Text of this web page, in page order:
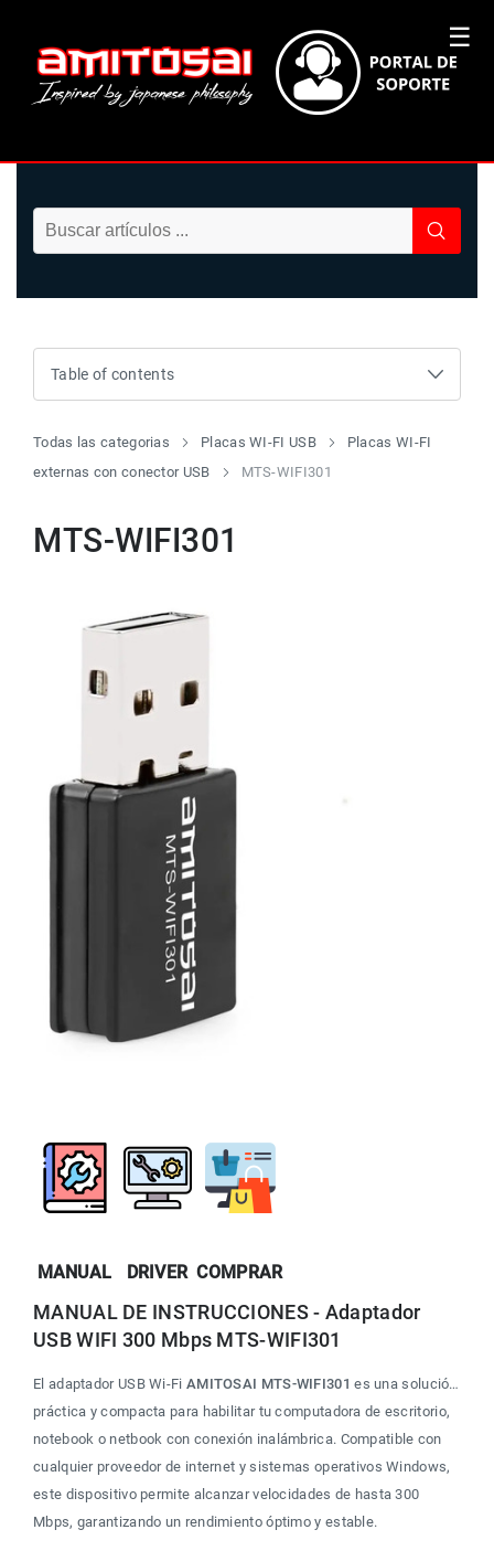
☰
Todas las categorias Placas WI-FI USB
Placas WI-FI
externas con conector USB
MTS-WIFI301
MTS-WIFI301
MANUAL DRIVER COMPRAR
MANUAL DE INSTRUCCIONES - Adaptador
USB WIFI 300 Mbps MTS-WIFI301
El adaptador USB Wi-Fi AMITOSAI MTS-WIFI301 es una solución
práctica y compacta para habilitar tu computadora de escritorio,
notebook o netbook con conexión inalámbrica. Compatible con
cualquier proveedor de internet y sistemas operativos Windows,
este dispositivo permite alcanzar velocidades de hasta 300
Mbps, garantizando un rendimiento óptimo y estable.
Table of contents